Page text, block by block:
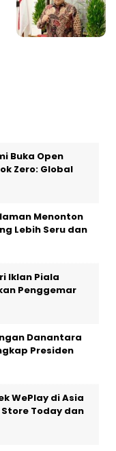
Buka Open
Zero: Global
Menonton
Lebih Seru dan
Iklan Piala
Penggemar
Danantara
Presiden
WePlay di Asia
Today dan